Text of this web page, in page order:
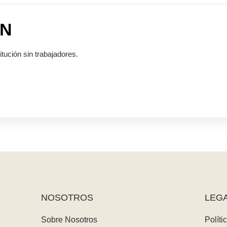
sin trabajadores.
NOSOTROS
Sobre Nosotros